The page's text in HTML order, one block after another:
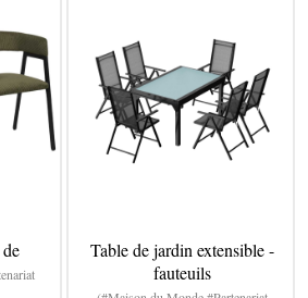
Table de jardin extensible -
fauteuils